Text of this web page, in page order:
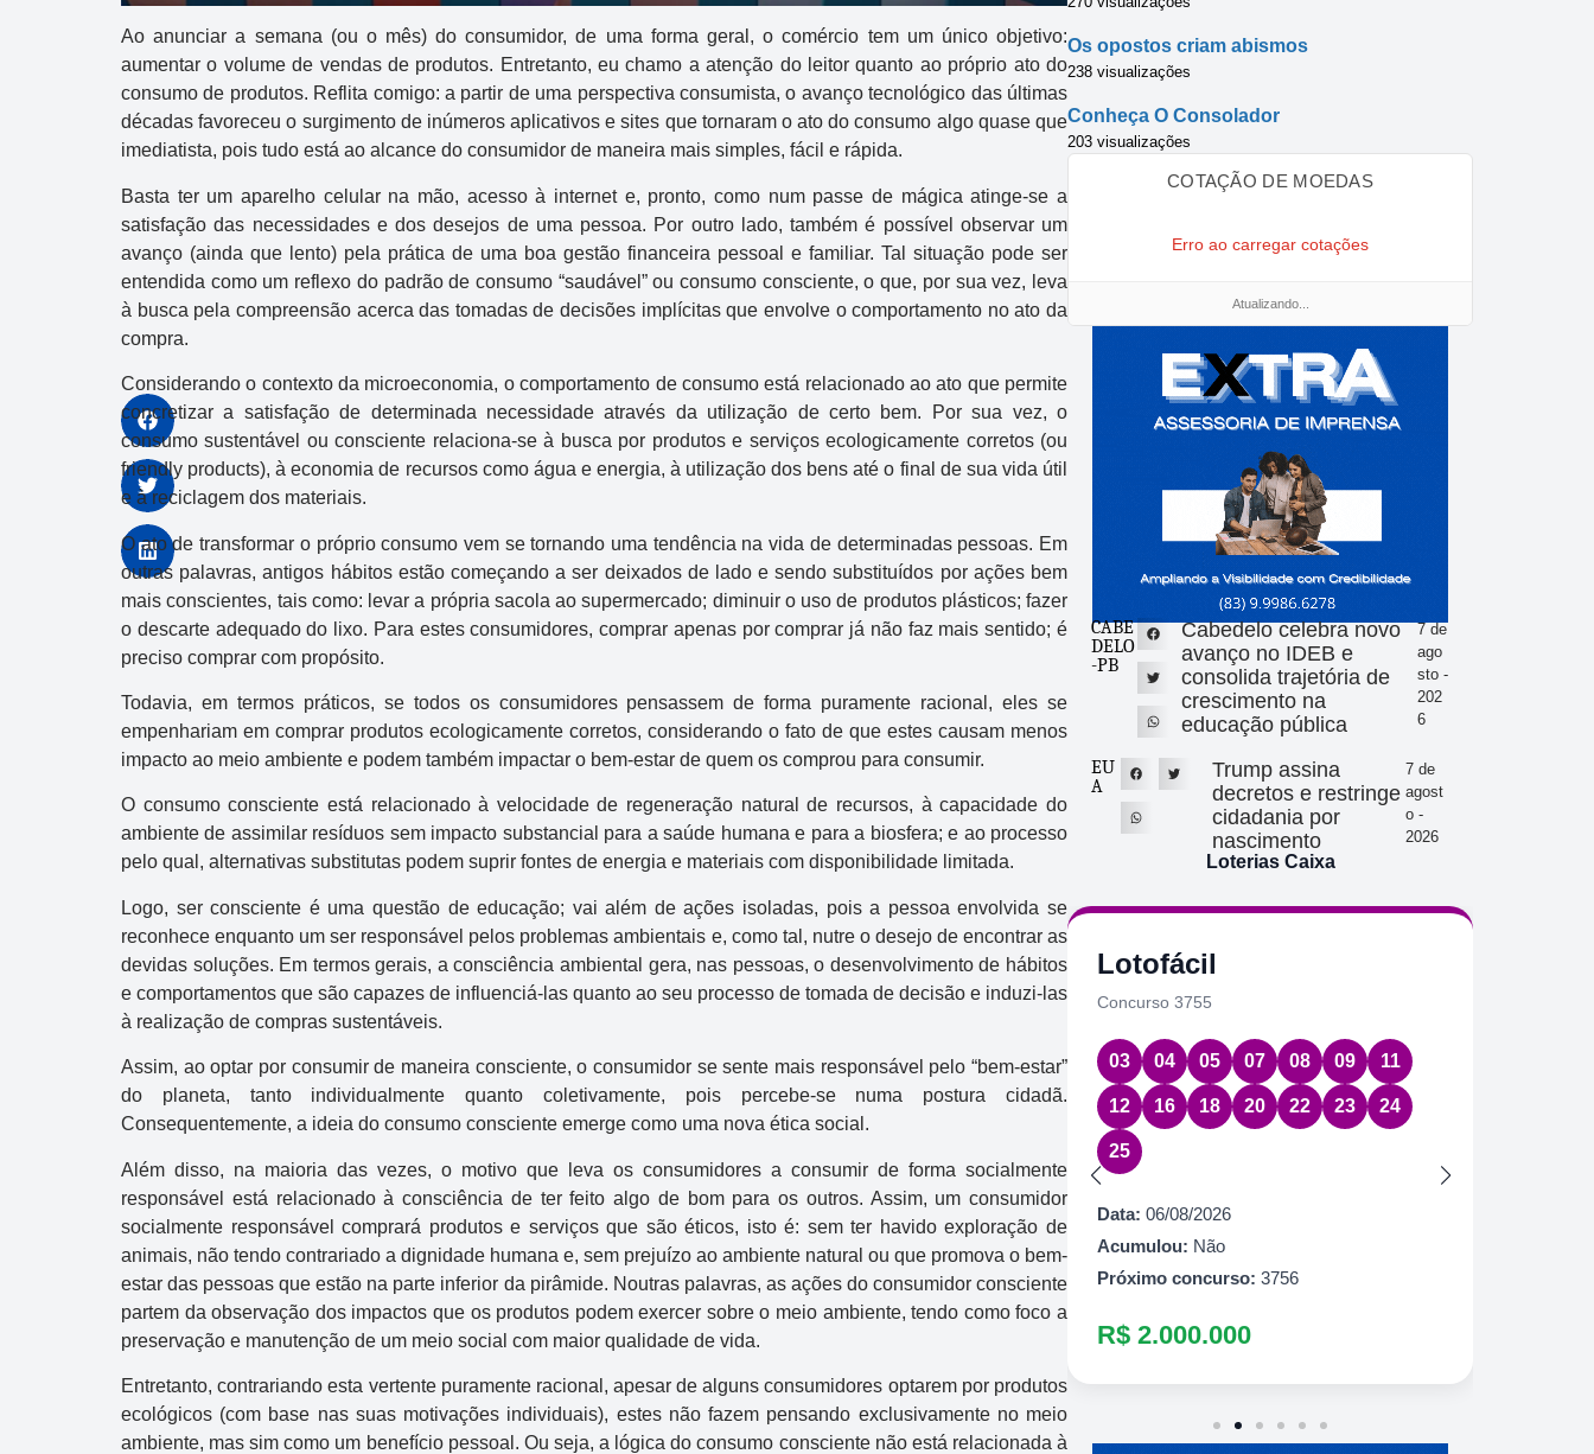
Ao anunciar a semana (ou o mês) do consumidor, de uma forma geral, o comércio tem um único objetivo:
aumentar o volume de vendas de produtos. Entretanto, eu chamo a atenção do leitor quanto ao próprio ato do
consumo de produtos. Reflita comigo: a partir de uma perspectiva consumista, o avanço tecnológico das últimas
décadas favoreceu o surgimento de inúmeros aplicativos e sites que tornaram o ato do consumo algo quase que
imediatista, pois tudo está ao alcance do consumidor de maneira mais simples, fácil e rápida.
Basta ter um aparelho celular na mão, acesso à internet e, pronto, como num passe de mágica atinge-se a
satisfação das necessidades e dos desejos de uma pessoa. Por outro lado, também é possível observar um
avanço (ainda que lento) pela prática de uma boa gestão financeira pessoal e familiar. Tal situação pode ser
entendida como um reflexo do padrão de consumo “saudável” ou consumo consciente, o que, por sua vez, leva
à busca pela compreensão acerca das tomadas de decisões implícitas que envolve o comportamento no ato da
compra.
Considerando o contexto da microeconomia, o comportamento de consumo está relacionado ao ato que permite
concretizar a satisfação de determinada necessidade através da utilização de certo bem. Por sua vez, o
consumo sustentável ou consciente relaciona-se à busca por produtos e serviços ecologicamente corretos (ou
friendly products), à economia de recursos como água e energia, à utilização dos bens até o final de sua vida útil
e à reciclagem dos materiais.
O ato de transformar o próprio consumo vem se tornando uma tendência na vida de determinadas pessoas. Em
outras palavras, antigos hábitos estão começando a ser deixados de lado e sendo substituídos por ações bem
mais conscientes, tais como: levar a própria sacola ao supermercado; diminuir o uso de produtos plásticos; fazer
o descarte adequado do lixo. Para estes consumidores, comprar apenas por comprar já não faz mais sentido; é
preciso comprar com propósito.
Todavia, em termos práticos, se todos os consumidores pensassem de forma puramente racional, eles se
empenhariam em comprar produtos ecologicamente corretos, considerando o fato de que estes causam menos
impacto ao meio ambiente e podem também impactar o bem-estar de quem os comprou para consumir.
O consumo consciente está relacionado à velocidade de regeneração natural de recursos, à capacidade do
ambiente de assimilar resíduos sem impacto substancial para a saúde humana e para a biosfera; e ao processo
pelo qual, alternativas substitutas podem suprir fontes de energia e materiais com disponibilidade limitada.
Logo, ser consciente é uma questão de educação; vai além de ações isoladas, pois a pessoa envolvida se
reconhece enquanto um ser responsável pelos problemas ambientais e, como tal, nutre o desejo de encontrar as
devidas soluções. Em termos gerais, a consciência ambiental gera, nas pessoas, o desenvolvimento de hábitos
e comportamentos que são capazes de influenciá-las quanto ao seu processo de tomada de decisão e induzi-las
à realização de compras sustentáveis.
Assim, ao optar por consumir de maneira consciente, o consumidor se sente mais responsável pelo “bem-estar”
do planeta, tanto individualmente quanto coletivamente, pois percebe-se numa postura cidadã.
Consequentemente, a ideia do consumo consciente emerge como uma nova ética social.
Além disso, na maioria das vezes, o motivo que leva os consumidores a consumir de forma socialmente
responsável está relacionado à consciência de ter feito algo de bom para os outros. Assim, um consumidor
socialmente responsável comprará produtos e serviços que são éticos, isto é: sem ter havido exploração de
animais, não tendo contrariado a dignidade humana e, sem prejuízo ao ambiente natural ou que promova o bem-
estar das pessoas que estão na parte inferior da pirâmide. Noutras palavras, as ações do consumidor consciente
partem da observação dos impactos que os produtos podem exercer sobre o meio ambiente, tendo como foco a
preservação e manutenção de um meio social com maior qualidade de vida.
Entretanto, contrariando esta vertente puramente racional, apesar de alguns consumidores optarem por produtos
ecológicos (com base nas suas motivações individuais), estes não fazem pensando exclusivamente no meio
ambiente, mas sim como um benefício pessoal. Ou seja, a lógica do consumo consciente não está relacionada à
Os opostos criam abismos
238 visualizações
Conheça O Consolador
203 visualizações
COTAÇÃO DE MOEDAS
Erro ao carregar cotações
Atualizando...
CABE
DELO
-PB
Cabedelo celebra novo
avanço no IDEB e
consolida trajetória de
crescimento na
educação pública
7 de
ago
sto -
202
6
EU
A
Trump assina
decretos e restringe
cidadania por
nascimento
7 de
agost
o -
2026
Loterias Caixa
Dupla Sena
Concurso 2992
10 14 16 21 30 31 02
11 34 35 38 48
Data:05/08/2026
Acumulou:Sim
Próximo concurso:2993
R$ 750.000
Mega-Sena
Concurso 3041
16 21 24 31 43 54
Data:06/08/2026
Próximo concurso:
3042
R$ 165.000.000
Lotofácil
Concurso 3755
03 04 05 07 08 09 11
12 16 18 20 22 23 24
25
Data: 06/08/2026
Acumulou: Não
Próximo concurso: 3756
R$ 2.000.000